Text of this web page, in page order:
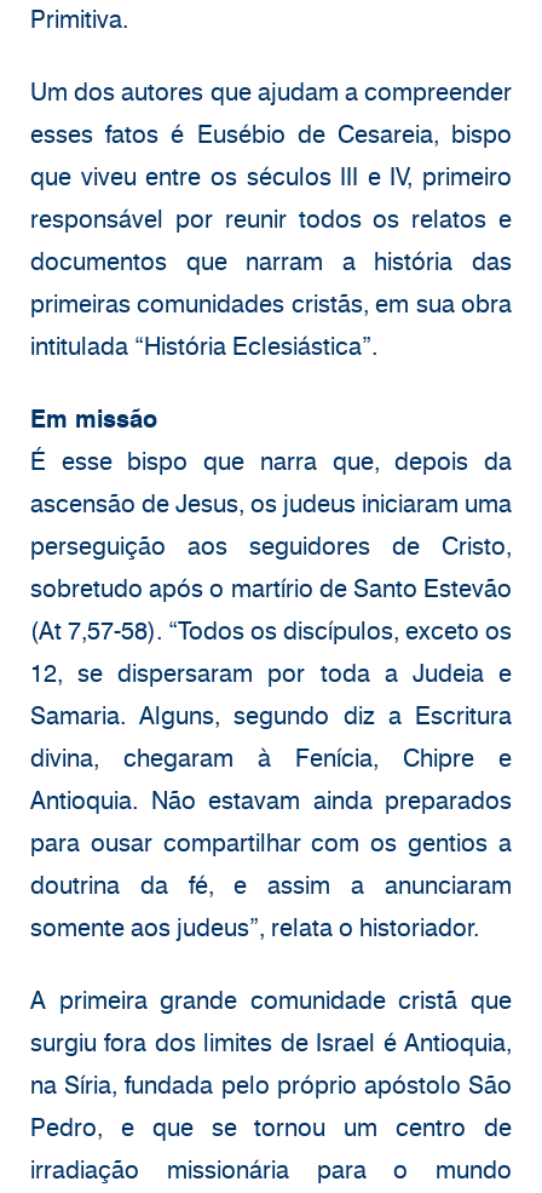
Primitiva.
Um dos autores que ajudam a compreender
esses fatos é Eusébio de Cesareia, bispo
que viveu entre os séculos III e IV, primeiro
responsável por reunir todos os relatos e
documentos que narram a história das
primeiras comunidades cristãs, em sua obra
intitulada “História Eclesiástica”.
Em missão
É esse bispo que narra que, depois da
ascensão de Jesus, os judeus iniciaram uma
perseguição aos seguidores de Cristo,
sobretudo após o martírio de Santo Estevão
(At 7,57-58). “Todos os discípulos, exceto os
12, se dispersaram por toda a Judeia e
Samaria. Alguns, segundo diz a Escritura
divina, chegaram à Fenícia, Chipre e
Antioquia. Não estavam ainda preparados
para ousar compartilhar com os gentios a
doutrina da fé, e assim a anunciaram
somente aos judeus”, relata o historiador.
A primeira grande comunidade cristã que
surgiu fora dos limites de Israel é Antioquia,
na Síria, fundada pelo próprio apóstolo São
Pedro, e que se tornou um centro de
irradiação missionária para o mundo